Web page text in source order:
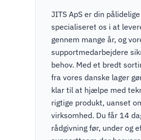
JITS ApS er din
specialiseret os i at
gennem mange år, og
supportmedarbejdere
behov. Med et bredt
fra vores danske lager
klar til at hjælpe med
rigtige produkt, uanset
virksomhed. Du får 14
rådgivning før, under og